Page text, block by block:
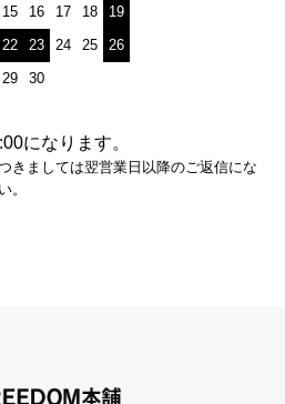
15 16 17 18
19
22 23 24 25
26
29 30
になります。
きましては翌営業日以降のご返信にな
。